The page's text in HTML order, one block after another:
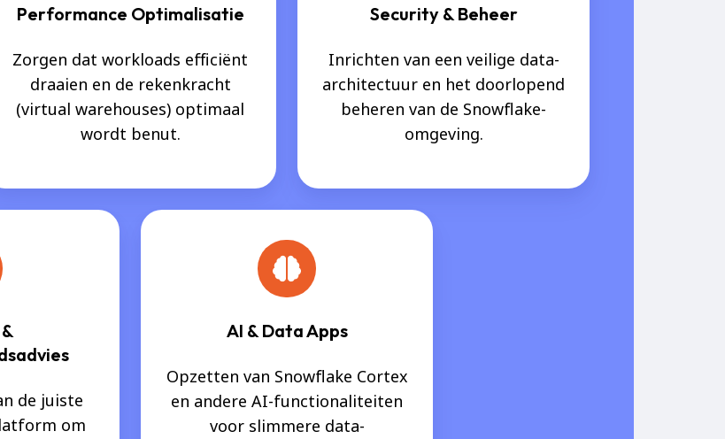
Performance Optimalisatie
Zorgen dat workloads efficiënt
draaien en de rekenkracht
(virtual warehouses) optimaal
wordt benut.
Security & Beheer
Inrichten van een veilige data-
architectuur en het doorlopend
beheren van de Snowflake-
omgeving.
de juiste
om
AI & Data Apps
Opzetten van Snowflake Cortex
en andere AI-functionaliteiten
voor slimmere data-